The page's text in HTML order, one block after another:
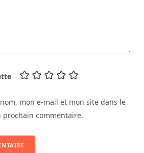
mon e-mail et mon site dans le
commentaire.